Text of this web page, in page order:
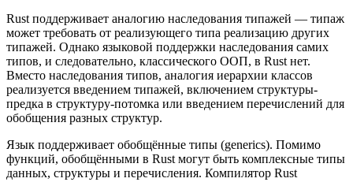
Rust поддерживает аналогию наследования типажей — типаж
может требовать от реализующего типа реализацию других
типажей. Однако языковой поддержки наследования самих
типов, и следовательно, классического ООП, в Rust нет.
Вместо наследования типов, аналогия иерархии классов
реализуется введением типажей, включением структуры-
предка в структуру-потомка или введением перечислений для
обобщения разных структур.
Язык поддерживает обобщённые типы (generics). Помимо
функций, обобщёнными в Rust могут быть комплексные типы
данных, структуры и перечисления. Компилятор Rust